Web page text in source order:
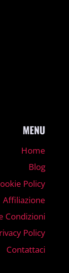
MENU
Home
Blog
Policy
Affiliazione
Condizioni
Policy
Contattaci